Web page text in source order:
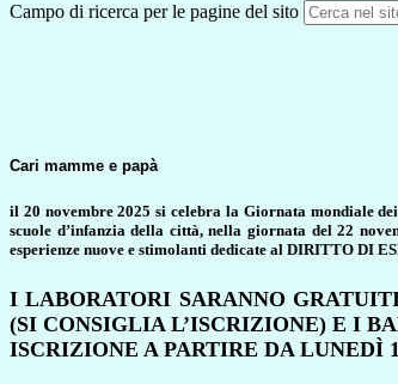
Campo di ricerca per le pagine del sito
Cari mamme e papà
il 20 novembre 2025 si celebra la Giornata mondiale
scuole d’infanzia della città,nella giornata del 22
esperienze nuove e stimolanti dedicate al DIRITTO DI
I LABORATORI SARANNO
(SI CONSIGLIA L’ISCRIZIONE) E I
ISCRIZIONE A PARTIRE DA LUNEDÌ